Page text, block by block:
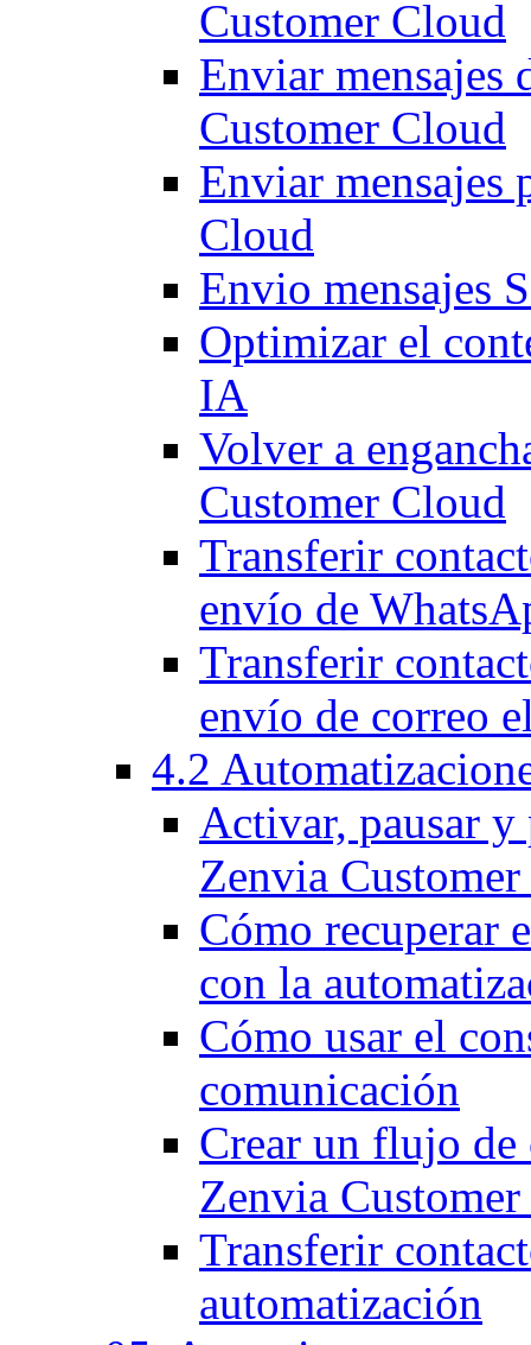
Customer Cloud
Enviar mensajes
Customer Cloud
Enviar mensajes
Cloud
Envio mensajes
Optimizar el
IA
Volver a
Customer Cloud
Transferir
envío de
Transferir
envío de correo
4.2
Activar, pausar y
Zenvia
Cómo recuperar
con la
Cómo usar el
comunicación
Crear un flujo de
Zenvia
Transferir
automatización